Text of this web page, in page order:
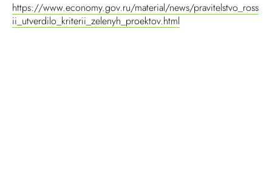
https://www.economy.gov.ru/material/news/pravitelstvo_ross
ii_utverdilo_kriterii_zelenyh_proektov.html